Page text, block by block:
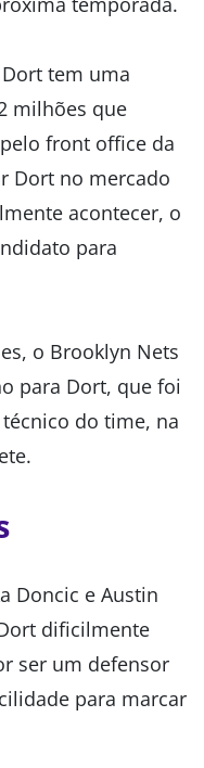
tem uma
milhões que
front office da
Dort no mercado
acontecer, o
para
o Brooklyn Nets
para Dort, que foi
do time, na
Doncic e Austin
dificilmente
ser um defensor
para marcar